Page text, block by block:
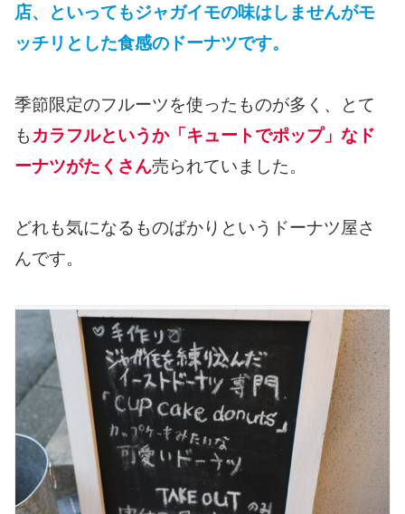
店、といってもジャガイモの味はしませんがモ
ッチリとした食感のドーナツです。
季節限定のフルーツを使ったものが多く、とて
も カラフルというか「キュートでポップ」なド
ーナツがたくさん売られていました。
どれも気になるものばかりというドーナツ屋さ
んです。